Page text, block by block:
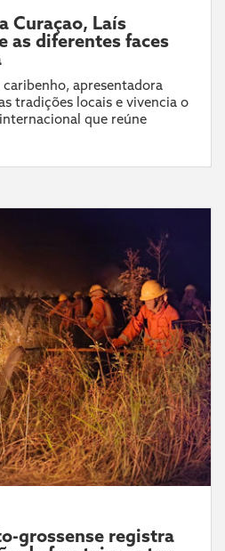
Curaçao, Laís
as diferentes faces
apresentadora
tradições locais e vivencia o
que reúne
grossense registra